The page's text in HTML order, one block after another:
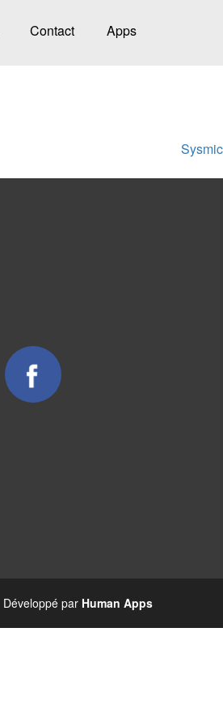
Contact Apps
Sysmic
Développé par Human Apps